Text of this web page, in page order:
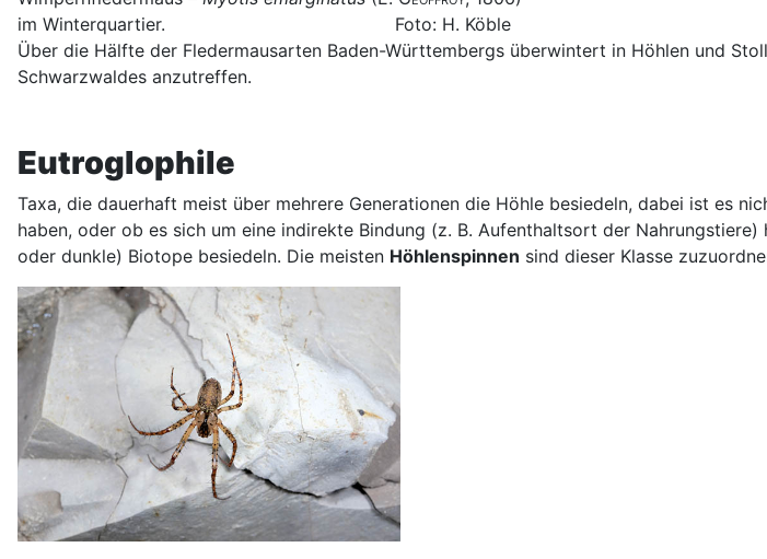
im Winterquartier. Foto: H. Köble
Über die Hälfte der Fledermausarten Baden-Württembergs überwintert in Höhlen und
Schwarzwaldes anzutreffen.
Eutroglophile
Taxa, die dauerhaft meist über mehrere Generationen die Höhle besiedeln, dabei ist es
haben, oder ob es sich um eine indirekte Bindung (z. B. Aufenthaltsort der
oder dunkle) Biotope besiedeln. Die meisten Höhlenspinnen sind dieser Klasse